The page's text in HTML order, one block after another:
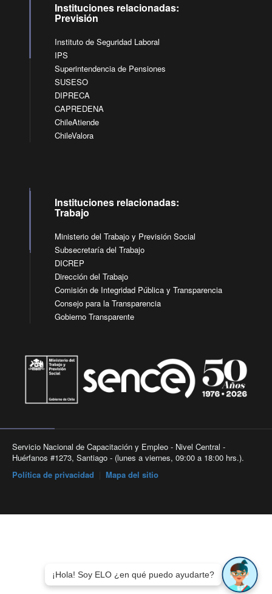
Instituciones relacionadas:
Previsión
Instituto de Seguridad Laboral
IPS
Superintendencia de Pensiones
SUSESO
DIPRECA
CAPREDENA
ChileAtiende
ChileValora
Instituciones relacionadas:
Trabajo
Ministerio del Trabajo y Previsión Social
Subsecretaría del Trabajo
DICREP
Dirección del Trabajo
Comisión de Integridad Pública y Transparencia
Consejo para la Transparencia
Gobierno Transparente
Servicio Nacional de Capacitación y Empleo - Nivel Central -
Huérfanos #1273, Santiago - (lunes a viernes, 09:00 a 18:00 hrs.).
Política de privacidad
Mapa del sitio
¡Hola! Soy ELO ¿en qué puedo ayudarte?